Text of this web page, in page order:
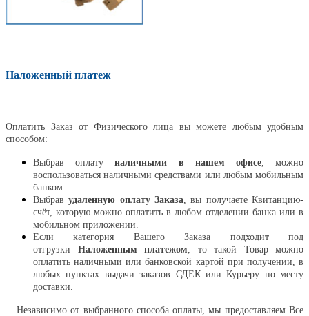
Наложенный платеж
Оплатить Заказ от Физического лица вы можете любым удобным
способом:
Выбрав оплатуналичными в нашем офисе, можно
воспользоваться наличными средствами или любым мобильным
банком.
Выбравудаленную оплату Заказа , вы получаете Квитанцию-
счёт, которую можно оплатить в любом отделении банка или в
мобильном приложении.
Если категория Вашего Заказа подходит под
отгрузки Наложенным платежом , то такой Товар можно
оплатить наличными или банковской картой при получении, в
любых пунктах выдачи заказов СДЕК или Курьеру по месту
доставки.
Независимо от выбранного способа оплаты, мы предоставляем Все